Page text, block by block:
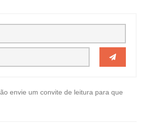
envie um convite de leitura para que